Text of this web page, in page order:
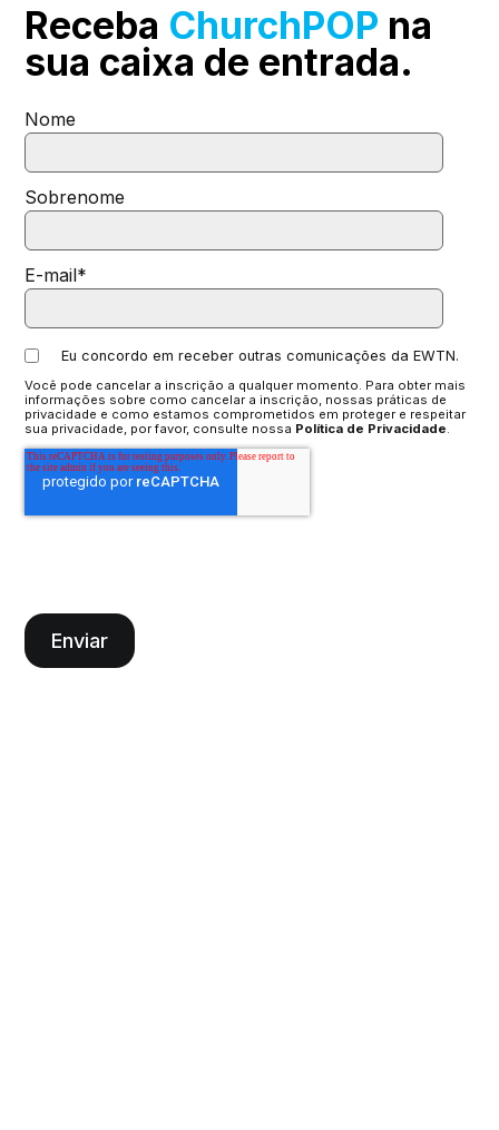
Receba ChurchPOP na
sua caixa de entrada.
Nome
Sobrenome
E-mail*
Eu concordo em receber outras comunicações da EWTN.
Você pode cancelar a inscrição a qualquer momento. Para obter mais
informações sobre como cancelar a inscrição, nossas práticas de
privacidade e como estamos comprometidos em proteger e respeitar
sua privacidade, por favor, consulte nossa Política de Privacidade.